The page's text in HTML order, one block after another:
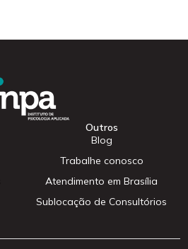
Outros
Blog
Trabalhe conosco
Atendimento em Brasília
Sublocação de Consultórios